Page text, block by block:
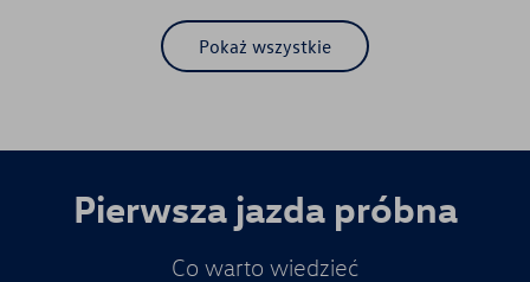
Pokaż wszystkie
Pierwsza jazda próbna
Co warto wiedzieć